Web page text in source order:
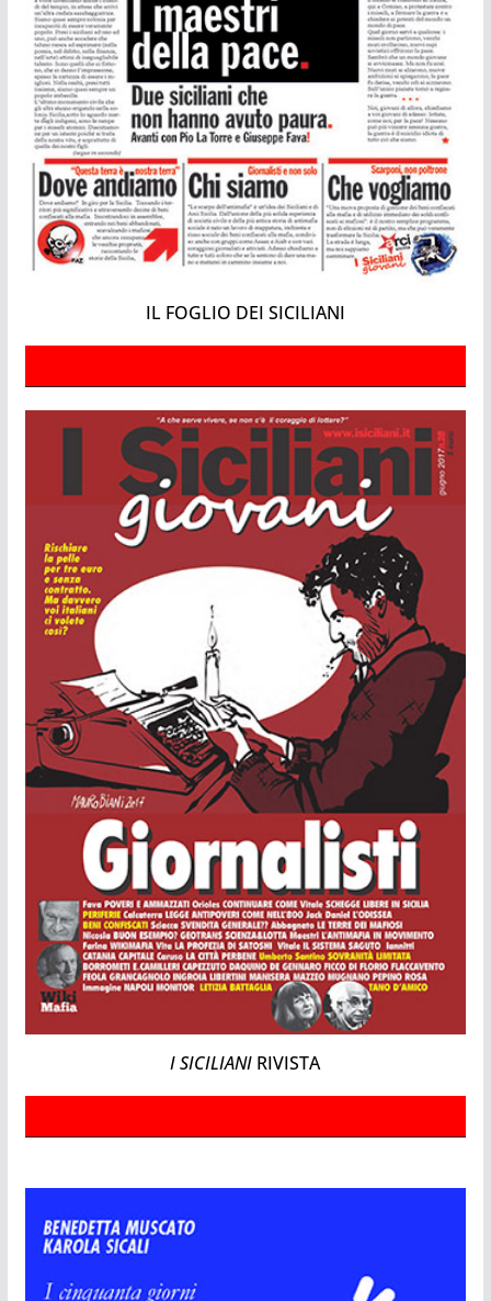
IL FOGLIO DEI SICILIANI
I SICILIANI RIVISTA